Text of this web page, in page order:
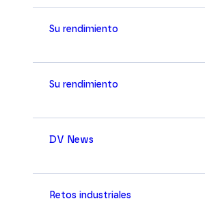
Su rendimiento
Su rendimiento
DV News
Retos industriales